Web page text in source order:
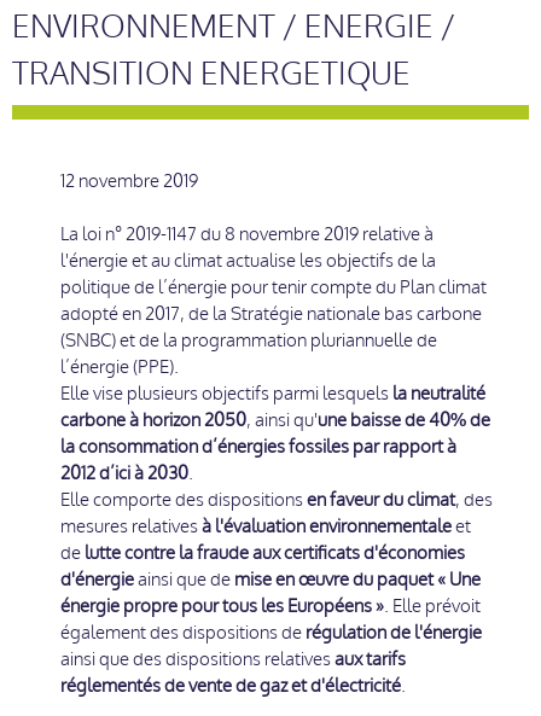
ENVIRONNEMENT / ENERGIE /
TRANSITION ENERGETIQUE
12 novembre 2019
La loi n° 2019-1147 du 8 novembre 2019 relative à
l'énergie et au climat actualise les objectifs de la
politique de l’énergie pour tenir compte du Plan climat
adopté en 2017, de la Stratégie nationale bas carbone
(SNBC) et de la programmation pluriannuelle de
l’énergie (PPE).
Elle vise plusieurs objectifs parmi lesquels la neutralité
carbone à horizon 2050, ainsi qu'une baisse de 40% de
la consommation d’énergies fossiles par rapport à
2012 d’ici à 2030.
Elle comporte des dispositionsen faveur du climat, des
mesures relativesà l'évaluation environnementaleet
de lutte contre la fraude aux certificats d'économies
d'énergieainsi que de mise en œuvre du paquet « Une
énergie propre pour tous les Européens ». Elle prévoit
également des dispositions de régulation de l'énergie
ainsi que des dispositions relativesaux tarifs
réglementés de vente de gaz et d'électricité.